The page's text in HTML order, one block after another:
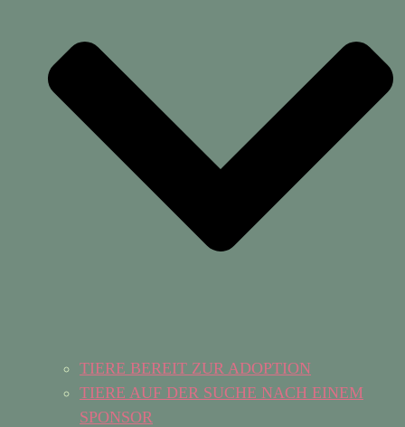
TIERE BEREIT ZUR ADOPTION
TIERE AUF DER SUCHE NACH EINEM
SPONSOR